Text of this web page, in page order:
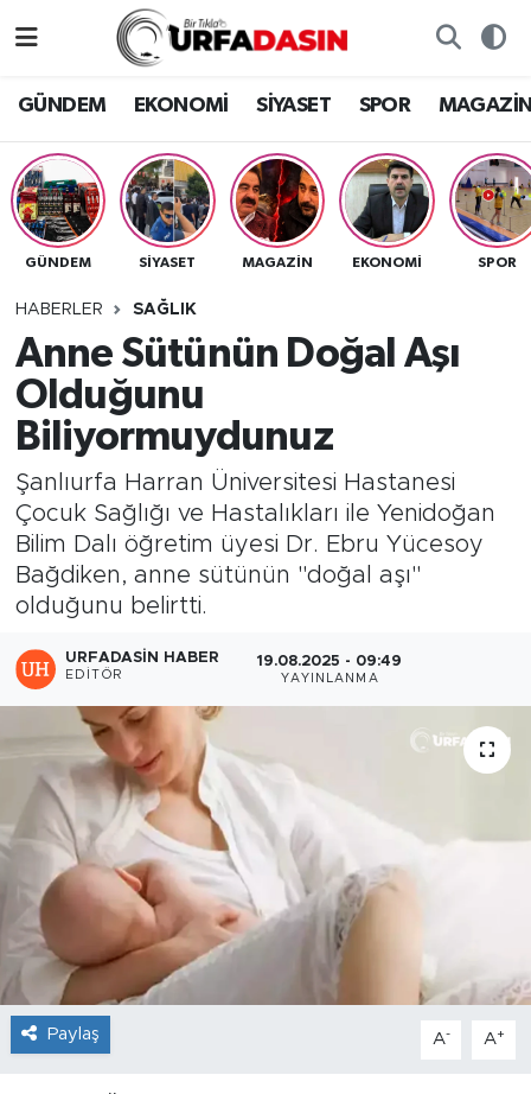
GÜNDEM EKONOMİ SİYASET SPOR
GÜNDEM SİYASET MAGAZİN EKONOMİ SPOR
HABERLER SAĞLIK
Anne Sütünün Doğal Aşı
Olduğunu
Biliyormuydunuz
Şanlıurfa Harran Üniversitesi Hastanesi
Çocuk Sağlığı ve Hastalıkları ile Yenidoğan
Bilim Dalı öğretim üyesi Dr. Ebru Yücesoy
Bağdiken, anne sütünün "doğal aşı"
olduğunu belirtti.
URFADASIN HABER
EDITÖR
19.08.2025 - 09:49
YAYINLANMA
Paylaş A- A+
EKONOMİ
SİYASET
SPOR
SAĞLIK
TEKNOLOJİ
OTOMOBİL
Gizlilik ve Güvenlik Politikası
İletişim
Nöbetçi Eczaneler
Hava Durumu
Namaz Vakitleri
Trafik Durumu
Tüm Manşetler
Son Dakika Haberleri
Haber Arşivi